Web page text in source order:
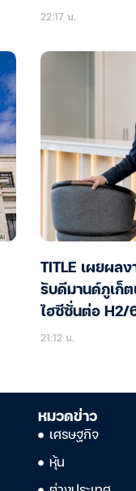
22:17 น.
TITLE เผยผล
รับดีมานด์ภูเก็ต
ไฮซีซั่นต่อ H2/
21:12 น.
หมวดข่าว
เศรษฐกิจ
หุ้น